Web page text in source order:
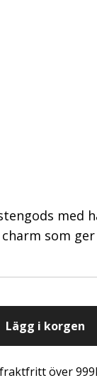
med
som
Lägg i korgen
över